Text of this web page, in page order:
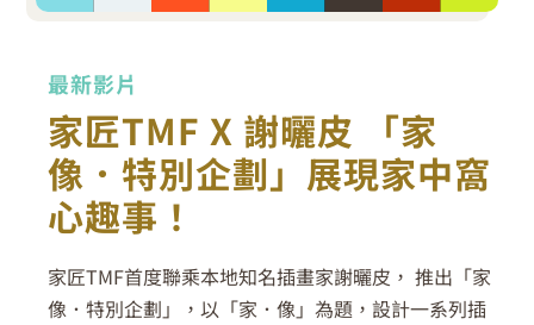
最新影片
家匠TMF X 謝曬皮 「家
像．特別企劃」展現家中窩
心趣事！
家匠TMF首度聯乘本地知名插畫家謝曬皮， 推出「家
像．特別企劃」，以「家．像」為題，設計一系列插